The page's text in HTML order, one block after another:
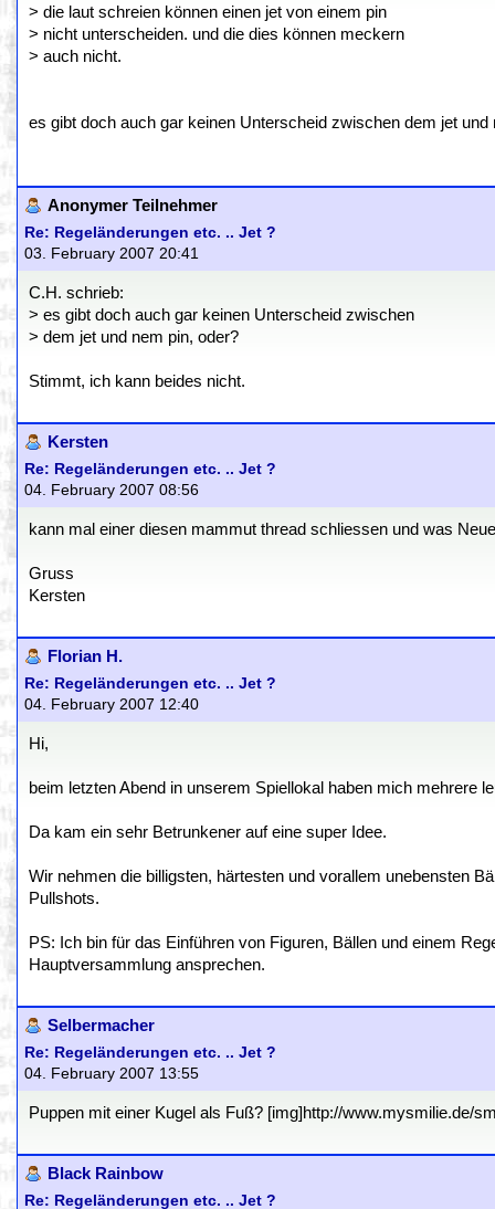
> die laut schreien können einen jet von einem pin
> nicht unterscheiden. und die dies können meckern
> auch nicht.
es gibt doch auch gar keinen Unterscheid zwischen dem jet und
Anonymer Teilnehmer
Re: Regeländerungen etc. .. Jet ?
03. February 2007 20:41
C.H. schrieb:
> es gibt doch auch gar keinen Unterscheid zwischen
> dem jet und nem pin, oder?
Stimmt, ich kann beides nicht.
Kersten
Re: Regeländerungen etc. .. Jet ?
04. February 2007 08:56
kann mal einer diesen mammut thread schliessen und was
Gruss
Kersten
Florian H.
Re: Regeländerungen etc. .. Jet ?
04. February 2007 12:40
Hi,
beim letzten Abend in unserem Spiellokal haben mich mehrere
Da kam ein sehr Betrunkener auf eine super Idee.
Wir nehmen die billigsten, härtesten und vorallem unebensten
Pullshots.
PS: Ich bin für das Einführen von Figuren, Bällen und einem
Hauptversammlung ansprechen.
Selbermacher
Re: Regeländerungen etc. .. Jet ?
04. February 2007 13:55
Puppen mit einer Kugel als Fuß? [img]http://www.mysmilie.de/
Black Rainbow
Re: Regeländerungen etc. .. Jet ?